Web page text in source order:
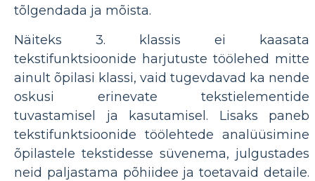
tõlgendada ja mõista.
Näiteks 3. klassis ei kaasata
tekstifunktsioonide harjutuste töölehed mitte
ainult õpilasi klassi, vaid tugevdavad ka nende
oskusi erinevate tekstielementide
tuvastamisel ja kasutamisel. Lisaks paneb
tekstifunktsioonide töölehtede analüüsimine
õpilastele tekstidesse süvenema, julgustades
neid paljastama põhiidee ja toetavaid detaile.